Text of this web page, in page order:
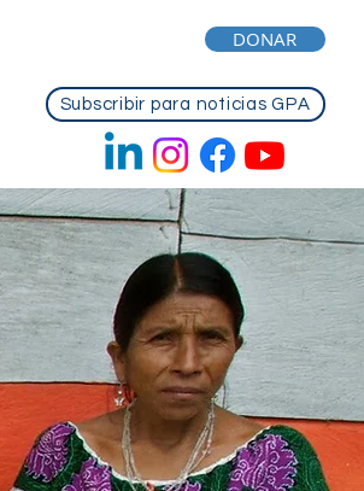
DONAR
Subscribir para noticias GPA